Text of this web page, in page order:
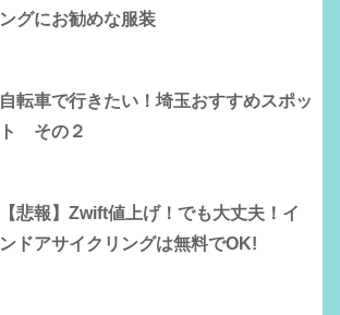
ングにお勧めな服装
自転車で行きたい！埼玉おすすめスポッ
ト その２
【悲報】Zwift値上げ！でも大丈夫！イ
ンドアサイクリングは無料でOK!